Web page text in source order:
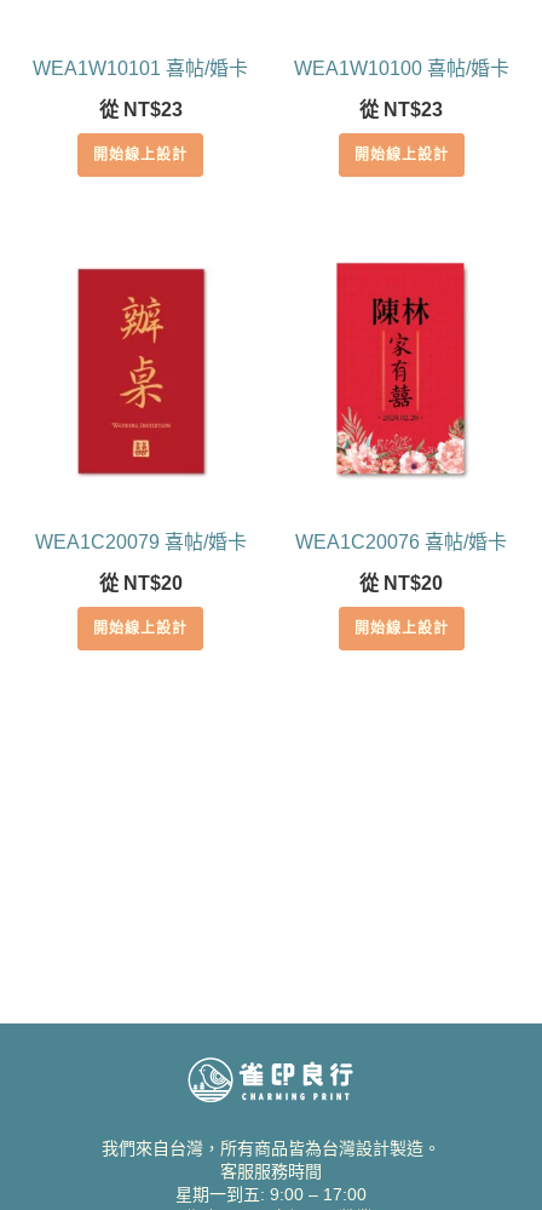
WEA1W10101 喜帖/婚卡
從 NT$23
開始線上設計
WEA1W10100 喜帖/婚卡
從 NT$23
開始線上設計
WEA1C20079 喜帖/婚卡
從 NT$20
開始線上設計
WEA1C20076 喜帖/婚卡
從 NT$20
開始線上設計
我們來自台灣，所有商品皆為台灣設計製造。
客服服務時間
星期一到五: 9:00 – 17:00